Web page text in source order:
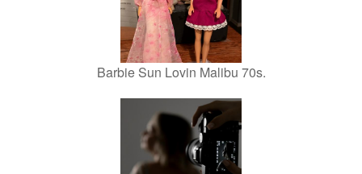
Barbie Sun Lovin Malibu 70s.